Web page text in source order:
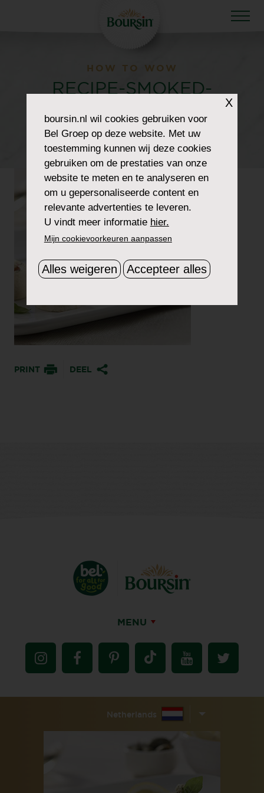
HOW TO WOW
RECIPE-SMOKED-
SALMON-ROLLS-
300×300-CROPPED
PRINT DEEL
MENU
Netherlands
X
boursin.nl wil cookies gebruiken voor
Bel Groep op deze website. Met uw
toestemming kunnen wij deze cookies
gebruiken om de prestaties van onze
website te meten en te analyseren en
om u gepersonaliseerde content en
relevante advertenties te leveren.
U vindt meer informatie hier.
Mijn cookievoorkeuren aanpassen
Alles weigeren Accepteer alles